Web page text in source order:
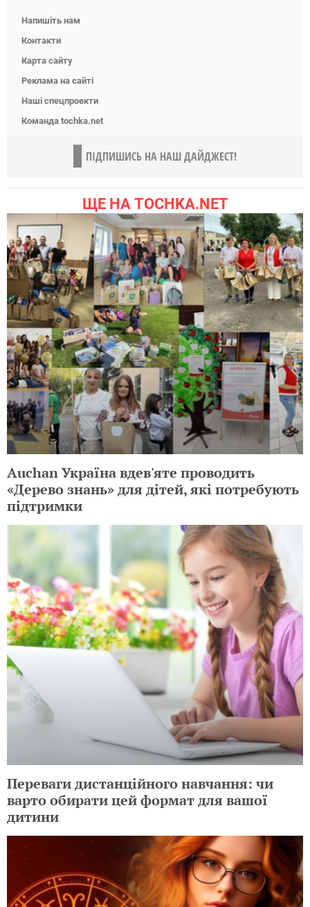
Напишіть нам
Контакти
Карта сайту
Реклама на сайті
Наші спецпроекти
Команда tochka.net
ПІДПИШИСЬ НА НАШ ДАЙДЖЕСТ!
ЩЕ НА TOCHKA.NET
Auchan Україна вдев'яте проводить
«Дерево знань» для дітей, які потребують
підтримки
Переваги дистанційного навчання: чи
варто обирати цей формат для вашої
дитини